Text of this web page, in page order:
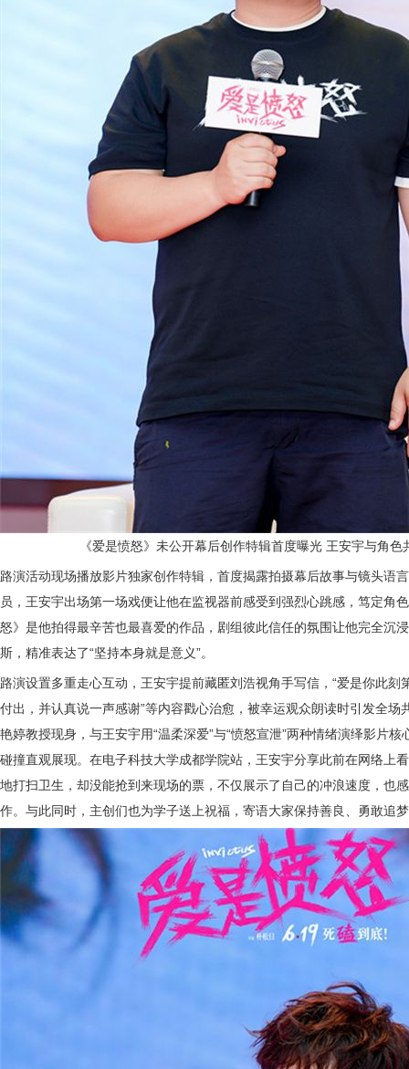
《爱是愤怒》未公开幕后创作特辑首度曝光 王安宇与角色
路演活动现场播放影片独家创作特辑，首度揭露拍摄幕后故事与镜头语
员，王安宇出场第一场戏便让他在监视器前感受到强烈心跳感，笃定角色
怒》是他拍得最辛苦也最喜爱的作品，剧组彼此信任的氛围让他完全沉
斯， 精准表达了“坚持本身就是意义”。
路演设置多重走心互动，王安宇提前藏匿刘浩视角手写信， “爱是你此刻
付出，并认真说一声感谢”等内容戳心治愈，被幸运观众朗读时引发全
艳婷教授现身，与王安宇用“温柔深爱”与“愤怒宣泄”两种情绪演绎影片
碰撞直观展现。 在电子科技大学成都学院站，王安宇分享此前在网络上
地打扫卫生，却没能抢到来现场的票，不仅展示了自己的冲浪速度，也
作。与此同时， 主创们也为学子送上祝福，寄语大家保持善良、勇敢追